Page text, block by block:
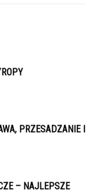
PRZESADZANIE I
– NAJLEPSZE